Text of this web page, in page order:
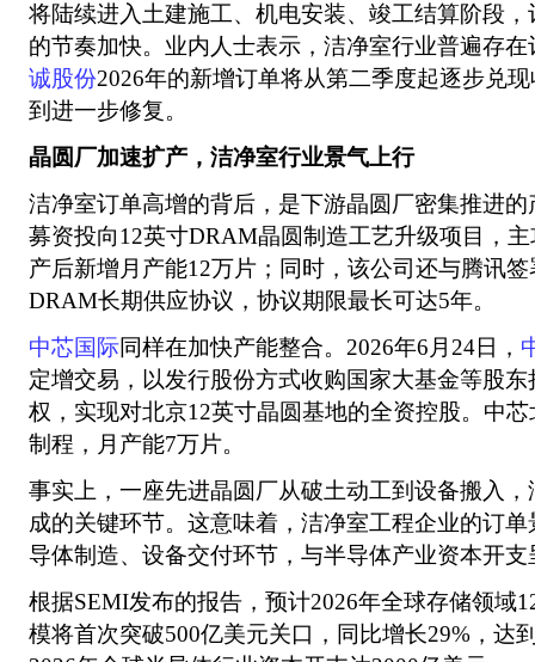
将陆续进入土建施工、机电安装、竣工结算阶段
的节奏加快。业内人士表示，洁净室行业普遍存
诚股份2026年的新增订单将从第二季度起逐步兑
到进一步修复。
晶圆厂加速扩产，洁净室行业景气上行
洁净室订单高增的背后，是下游晶圆厂密集推进
募资投向12英寸DRAM晶圆制造工艺升级项目，
产后新增月产能12万片；同时，该公司还与腾讯
DRAM长期供应协议，协议期限最长可达5年。
中芯国际同样在加快产能整合。2026年6月24日，
定增交易，以发行股份方式收购国家大基金等股
权，实现对北京12英寸晶圆基地的全资控股。中芯
制程，月产能7万片。
事实上，一座先进晶圆厂从破土动工到设备搬入
成的关键环节。这意味着，洁净室工程企业的订
导体制造、设备交付环节，与半导体产业资本开
根据SEMI发布的报告，预计2026年全球存储领域
模将首次突破500亿美元关口，同比增长29%，达